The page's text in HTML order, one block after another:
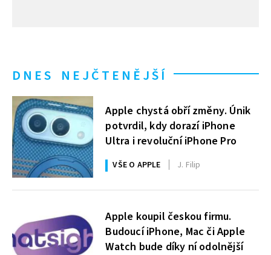
DNES NEJČTENĚJŠÍ
Apple chystá obří změny. Únik
potvrdil, kdy dorazí iPhone
Ultra i revoluční iPhone Pro
VŠE O APPLE J. Filip
Apple koupil českou firmu.
Budoucí iPhone, Mac či Apple
Watch bude díky ní odolnější